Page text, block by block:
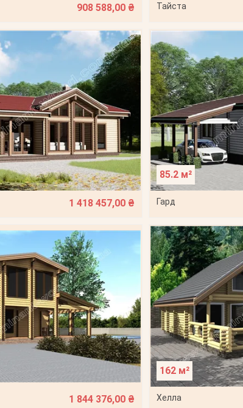
908 588,00 ₴ Тайста
1 418 457,00 ₴
85.2 м²
Гард
1 844 376,00 ₴
162 м²
Хелла